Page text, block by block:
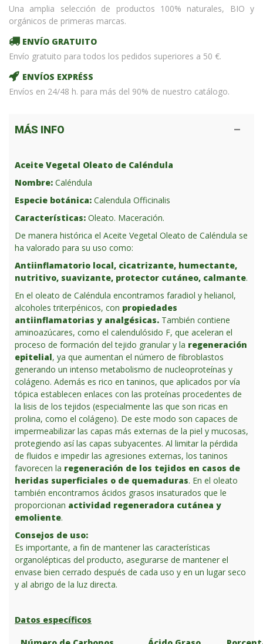
Una amplia selección de productos 100% naturales, BIO y
orgánicos de primeras marcas.
ENVÍO GRATUITO
Envío gratuito para todos los pedidos superiores a 50 €.
ENVÍOS EXPRÉSS
Envíos en 24/48 h. para más del 90% de nuestro catálogo.
MÁS INFO
Aceite Vegetal Oleato de Caléndula
Nombre: Caléndula
Especie botánica: Calendula Officinalis
Características: Oleato. Maceración.
De manera histórica el Aceite Vegetal Oleato de Caléndula se
ha valorado para su uso como:
Antiinflamatorio local, cicatrizante, humectante,
nutritivo, suavizante, protector cutáneo, calmante.
En el oleato de Caléndula encontramos faradiol y helianol,
alcoholes triterpénicos, con propiedades
antiinflamatorias y analgésicas. También contiene
aminoazúcares, como el calendulósido F, que aceleran el
proceso de formación del tejido granular y la regeneración
epitelial, ya que aumentan el número de fibroblastos
generando un intenso metabolismo de nucleoproteínas y
colágeno. Además es rico en taninos, que aplicados por vía
tópica establecen enlaces con las proteínas procedentes de
la lisis de los tejidos (especialmente las que son ricas en
prolina, como el colágeno). De este modo son capaces de
impermeabilizar las capas más externas de la piel y mucosas,
protegiendo así las capas subyacentes. Al limitar la pérdida
de fluidos e impedir las agresiones externas, los taninos
favorecen la regeneración de los tejidos en casos de
heridas superficiales o de quemaduras. En el oleato
también encontramos ácidos grasos insaturados que le
proporcionan actividad regeneradora cutánea y
emoliente.
Consejos de uso:
Es importante, a fin de mantener las características
organolépticas del producto, asegurarse de mantener el
envase bien cerrado después de cada uso y en un lugar seco
y al abrigo de la luz directa.
Datos específicos